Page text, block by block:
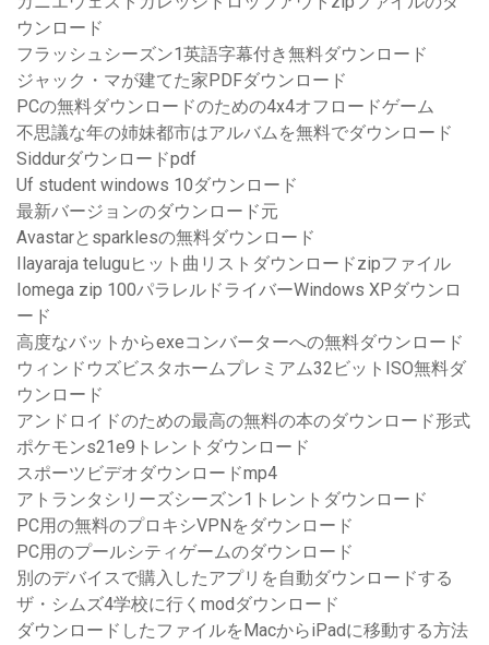
ウンロード
フラッシュシーズン1英語字幕付き無料ダウンロード
ジャック・マが建てた家PDFダウンロード
PCの無料ダウンロードのための4x4オフロードゲーム
不思議な年の姉妹都市はアルバムを無料でダウンロード
Siddurダウンロードpdf
Uf student windows 10ダウンロード
最新バージョンのダウンロード元
Avastarとsparklesの無料ダウンロード
Ilayaraja teluguヒット曲リストダウンロードzipファイル
Iomega zip 100パラレルドライバーWindows XPダウンロ
ード
高度なバットからexeコンバーターへの無料ダウンロード
ウィンドウズビスタホームプレミアム32ビットISO無料ダ
ウンロード
アンドロイドのための最高の無料の本のダウンロード形式
ポケモンs21e9トレントダウンロード
スポーツビデオダウンロードmp4
アトランタシリーズシーズン1トレントダウンロード
PC用の無料のプロキシVPNをダウンロード
PC用のプールシティゲームのダウンロード
別のデバイスで購入したアプリを自動ダウンロードする
ザ・シムズ4学校に行くmodダウンロード
ダウンロードしたファイルをMacからiPadに移動する方法